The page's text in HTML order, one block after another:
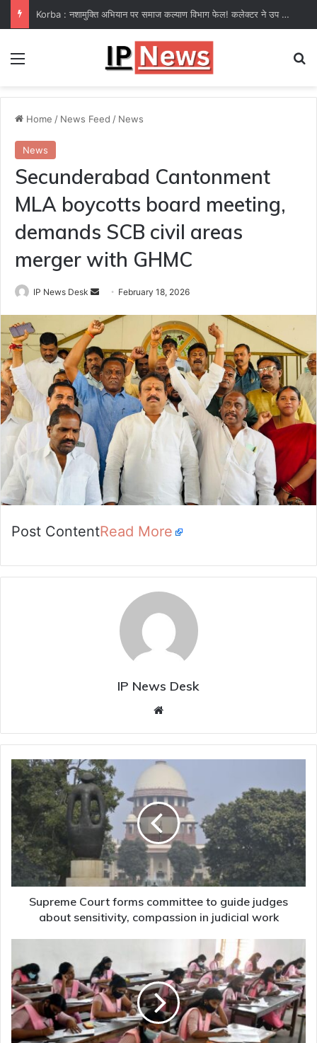
Korba : नशामुक्ति अभियान पर समाज कल्याण विभाग फेल! कलेक्टर ने उप संचालक हरीश सक्सेना को थमाया नोटिस
Menu
Home / News Feed / News
News
Secunderabad Cantonment
MLA boycotts board meeting,
demands SCB civil areas
merger with GHMC
IP News Desk
Send
email
February 18, 2026
Post ContentRead More
IP News Desk
Supreme
Court
forms
committee
to
guide
judges
about
sensitivity,
compassion
Supreme Court forms committee to guide judges
about sensitivity, compassion in judicial work
2026
engineering
exam
to
follow